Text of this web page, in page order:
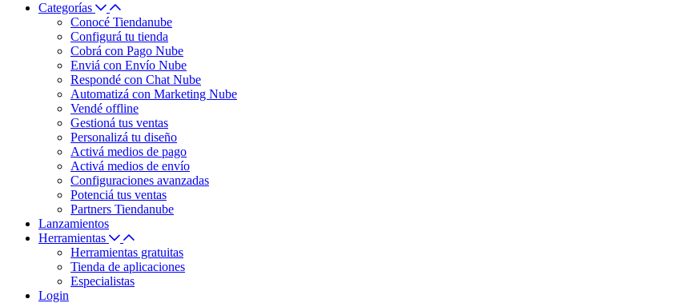
Categorías
Conocé Tiendanube
Configurá tu tienda
Cobrá con Pago Nube
Enviá con Envío Nube
Respondé con Chat Nube
Automatizá con Marketing Nube
Vendé offline
Gestioná tus ventas
Personalizá tu diseño
Activá medios de pago
Activá medios de envío
Configuraciones avanzadas
Potenciá tus ventas
Partners Tiendanube
Lanzamientos
Herramientas
Herramientas gratuitas
Tienda de aplicaciones
Especialistas
Login